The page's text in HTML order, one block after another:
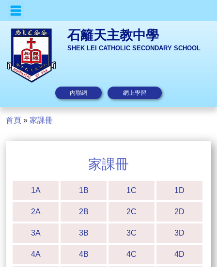
石籬天主教中學
SHEK LEI CATHOLIC SECONDARY SCHOOL
內聯網 網上學習
首頁 » 家課冊
家課冊
1A 1B 1C 1D
2A 2B 2C 2D
3A 3B 3C 3D
4A 4B 4C 4D